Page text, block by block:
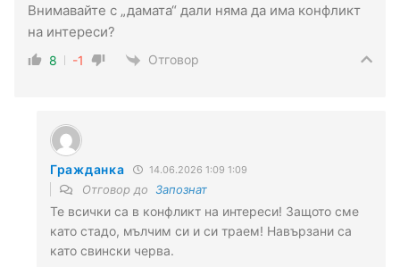
Внимавайте с „дамата“ дали няма да има конфликт
на интереси?
8 -1 Отговор
Гражданка 14.06.2026 1:09 1:09
Отговор до Запознат
Те всички са в конфликт на интереси! Защото сме
като стадо, мълчим си и си траем! Навързани са
като свински черва.